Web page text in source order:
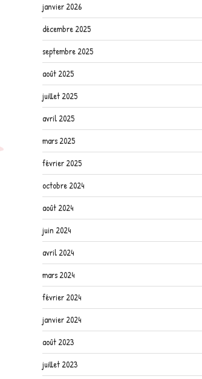
janvier 2026
décembre 2025
septembre 2025
août 2025
juillet 2025
avril 2025
mars 2025
février 2025
octobre 2024
août 2024
juin 2024
avril 2024
mars 2024
février 2024
janvier 2024
août 2023
juillet 2023